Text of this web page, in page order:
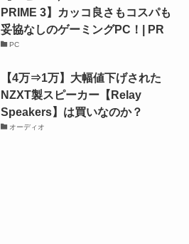
PRIME 3】カッコ良さもコスパも
妥協なしのゲーミングPC！| PR
PC
【4万⇒1万】大幅値下げされた
NZXT製スピーカー【Relay
Speakers】は買いなのか？
オーディオ